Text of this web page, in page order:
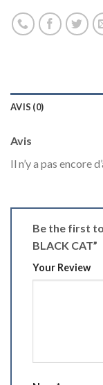
AVIS (0)
Avis
Il n’y a pas encore
Be the first to
BLACK CAT”
Your Review